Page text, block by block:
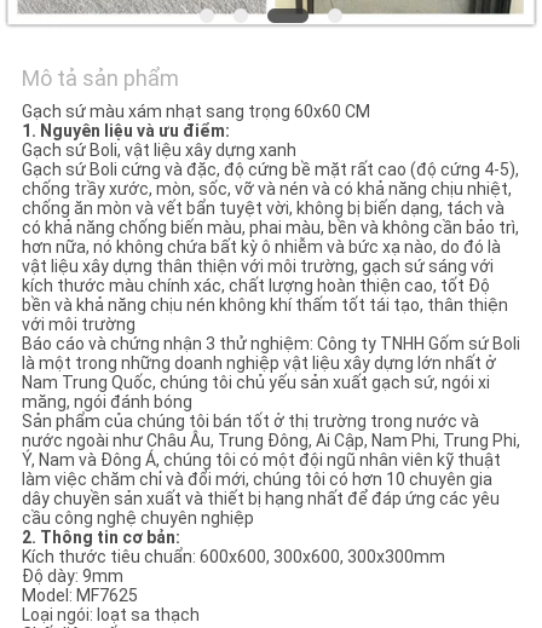
SƠ
ĐỒ
TRANG
WEB
CHÍNH
SÁCH
BẢO
MẬT
Mô tả sản phẩm
Gạch sứ màu xám nhạt sang trọng 60x60 CM
1. Nguyên liệu và ưu điểm:
Gạch sứ Boli, vật liệu xây dựng xanh
Gạch sứ Boli cứng và đặc, độ cứng bề mặt rất cao (độ cứng 4-5),
chống trầy xước, mòn, sốc, vỡ và nén và có khả năng chịu nhiệt,
chống ăn mòn và vết bẩn tuyệt vời, không bị biến dạng, tách và
có khả năng chống biến màu, phai màu, bền và không cần bảo trì,
hơn nữa, nó không chứa bất kỳ ô nhiễm và bức xạ nào, do đó là
vật liệu xây dựng thân thiện với môi trường, gạch sứ sáng với
kích thước màu chính xác, chất lượng hoàn thiện cao, tốt Độ
bền và khả năng chịu nén không khí thấm tốt tái tạo, thân thiện
với môi trường
Báo cáo và chứng nhận 3 thử nghiệm: Công ty TNHH Gốm sứ Boli
là một trong những doanh nghiệp vật liệu xây dựng lớn nhất ở
Nam Trung Quốc, chúng tôi chủ yếu sản xuất gạch sứ, ngói xi
măng, ngói đánh bóng
Sản phẩm của chúng tôi bán tốt ở thị trường trong nước và
nước ngoài như Châu Âu, Trung Đông, Ai Cập, Nam Phi, Trung Phi,
Ý, Nam và Đông Á, chúng tôi có một đội ngũ nhân viên kỹ thuật
làm việc chăm chỉ và đổi mới, chúng tôi có hơn 10 chuyên gia
dây chuyền sản xuất và thiết bị hạng nhất để đáp ứng các yêu
cầu công nghệ chuyên nghiệp
2. Thông tin cơ bản:
Kích thước tiêu chuẩn: 600x600, 300x600, 300x300mm
Độ dày: 9mm
Model: MF7625
Loại ngói: loạt sa thạch